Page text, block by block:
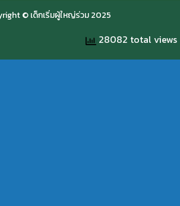
© เด็กเริ่มผู้ใหญ่ร่วม 2025
28082 total views